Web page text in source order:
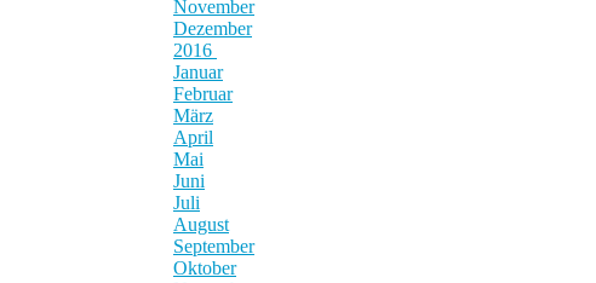
November
Dezember
2016
Januar
Februar
März
April
Mai
Juni
Juli
August
September
Oktober